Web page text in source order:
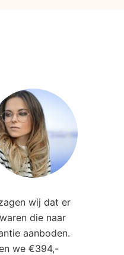
wij dat er
die naar
aanboden.
we €394,-